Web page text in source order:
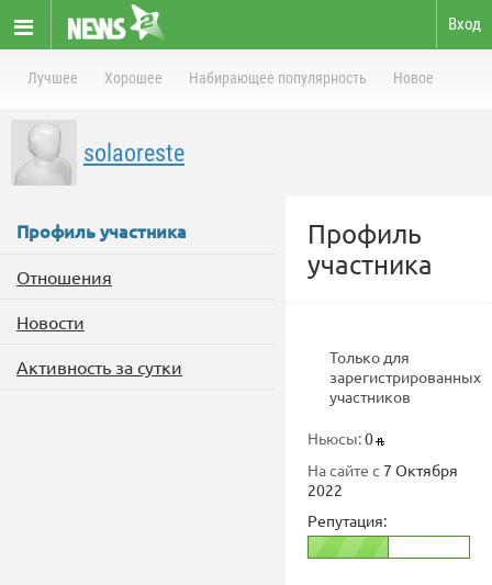
Вход
Лучшее Хорошее Набирающее популярность Новое
solaoreste
Профиль участника
Отношения
Новости
Активность за сутки
Профиль
участника
Только для
зарегистрированных
участников
Ньюсы:0
На сайте с 7 Октября
2022
Репутация: